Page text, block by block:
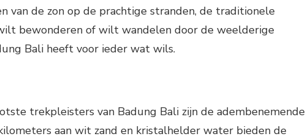
van de zon op de prachtige stranden, de traditionele
bewonderen of wilt wandelen door de weelderige
Bali heeft voor ieder wat wils.
trekpleisters van Badung Bali zijn de adembenemende
aan wit zand en kristalhelder water bieden de